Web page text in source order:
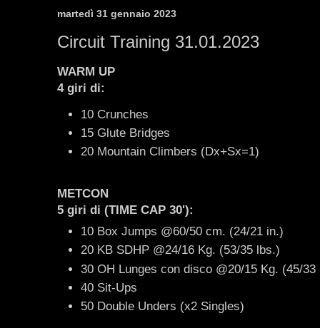
martedì 31 gennaio 2023
Circuit Training 31.01.2023
WARM UP
4 giri di:
10 Crunches
15 Glute Bridges
20 Mountain Climbers (Dx+Sx=1)
METCON
5 giri di (TIME CAP 30'):
10 Box Jumps @60/50 cm. (24/21 in.)
20 KB SDHP @24/16 Kg. (53/35 lbs.)
30 OH Lunges con disco @20/15 Kg. (45/
40 Sit-Ups
50 Double Unders (x2 Singles)